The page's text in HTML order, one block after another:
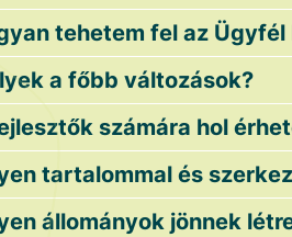
tehetem fel az
a főbb változások?
számára hol
tartalommal és
állományok jönnek